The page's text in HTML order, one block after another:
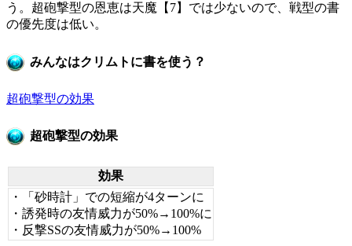
う。超砲撃型の恩恵は天魔【7】では少ないので、戦型の書
の優先度は低い。
みんなはクリムトに書を使う？
超砲撃型の効果
超砲撃型の効果
効果
・「砂時計」での短縮が4ターンに
・誘発時の友情威力が50%→100%に
・反撃SSの友情威力が50%→100%